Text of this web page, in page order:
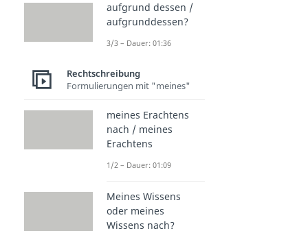
aufgrund dessen /
aufgrunddessen?
3/3 – Dauer: 01:36
Rechtschreibung
Formulierungen mit "meines"
meines Erachtens
nach / meines
Erachtens
1/2 – Dauer: 01:09
Meines Wissens
oder meines
Wissens nach?